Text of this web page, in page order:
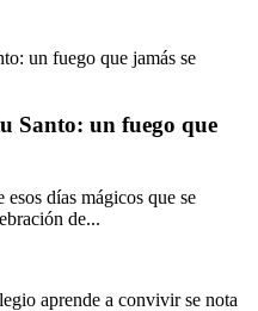
Santo: un fuego que
días mágicos que se
de...